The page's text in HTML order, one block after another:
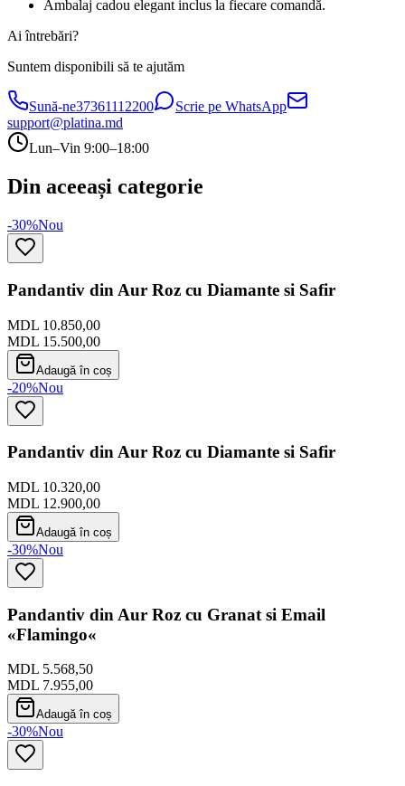
Ambalaj cadou elegant inclus la fiecare comandă.
Ai întrebări?
Suntem disponibili să te ajutăm
Sună-ne37361112200
Scrie pe WhatsApp
support@platina.md
Lun–Vin 9:00–18:00
Din aceeași categorie
-30%Nou
Pandantiv din Aur Roz cu Diamante si Safir
MDL 10.850,00
MDL 15.500,00
Adaugă în coș
-20%Nou
Pandantiv din Aur Roz cu Diamante si Safir
MDL 10.320,00
MDL 12.900,00
Adaugă în coș
-30%Nou
Pandantiv din Aur Roz cu Granat si Email
«Flamingo«
MDL 5.568,50
MDL 7.955,00
Adaugă în coș
-30%Nou